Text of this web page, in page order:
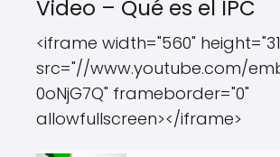
Video – Qué es el IPC
<iframe width="560"
src="//www.youtube.com/
0oNjG7Q" frameborder="0"
allowfullscreen></iframe>